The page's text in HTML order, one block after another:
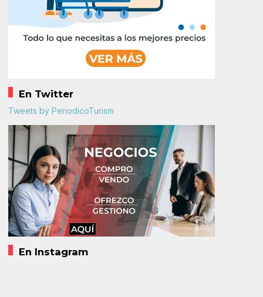
En Twitter
Tweets by PeriodicoTurism
En Instagram